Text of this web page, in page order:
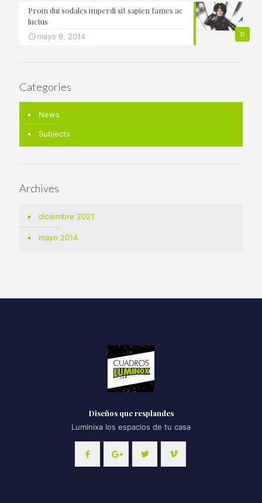
0
Proin dui sodales imperdi sit sapien fames ac
luctus
mayo 9, 2014
Categories
News
Subjects
Archives
diciembre 2021
mayo 2014
Diseños que resplandes
Luminixa los espacios de tu casa